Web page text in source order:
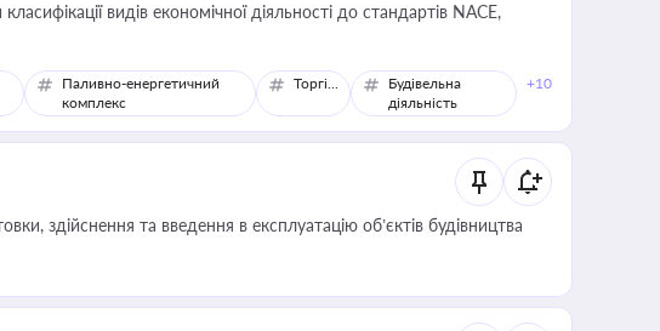
видів економічної діяльності до стандартів NACE,
Паливно-енергетичний
комплекс
Торгівля
Будівельна
діяльність
+10
здійснення та введення в експлуатацію об’єктів будівництва